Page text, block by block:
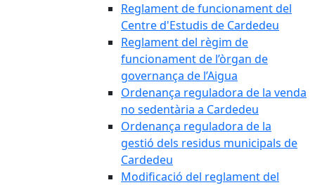
Reglament de funcionament del
Centre d'Estudis de Cardedeu
Reglament del règim de
funcionament de l’òrgan de
governança de l’Aigua
Ordenança reguladora de la venda
no sedentària a Cardedeu
Ordenança reguladora de la
gestió dels residus municipals de
Cardedeu
Modificació del reglament del